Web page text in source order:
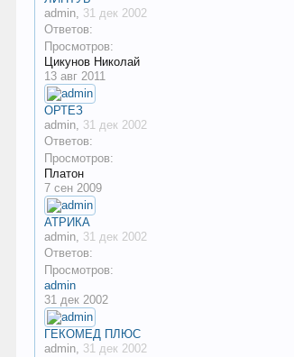
admin, 31 дек 2002
Ответов:
Просмотров:
Цикунов Николай
13 авг 2011
ОРТЕЗ
admin, 31 дек 2002
Ответов:
Просмотров:
Платон
7 сен 2009
АТРИКА
admin, 31 дек 2002
Ответов:
Просмотров:
admin
31 дек 2002
ГЕКОМЕД ПЛЮС
admin, 31 дек 2002